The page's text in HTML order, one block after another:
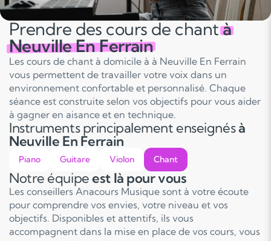
Prendre des cours de chantà
Neuville En Ferrain
Les cours de chant à domicile à à Neuville En Ferrain
vous permettent de travailler votre voix dans un
environnement confortable et personnalisé. Chaque
séance est construite selon vos objectifs pour vous aider
à gagner en aisance et en technique.
Instruments principalement enseignésà
Neuville En Ferrain
Piano Guitare Violon Chant
Notre équipeest là pour vous
Les conseillers Anacours Musique sont à votre écoute
pour comprendre vos envies, votre niveau et vos
objectifs. Disponibles et attentifs, ils vous
accompagnent dans la mise en place de vos cours, vous